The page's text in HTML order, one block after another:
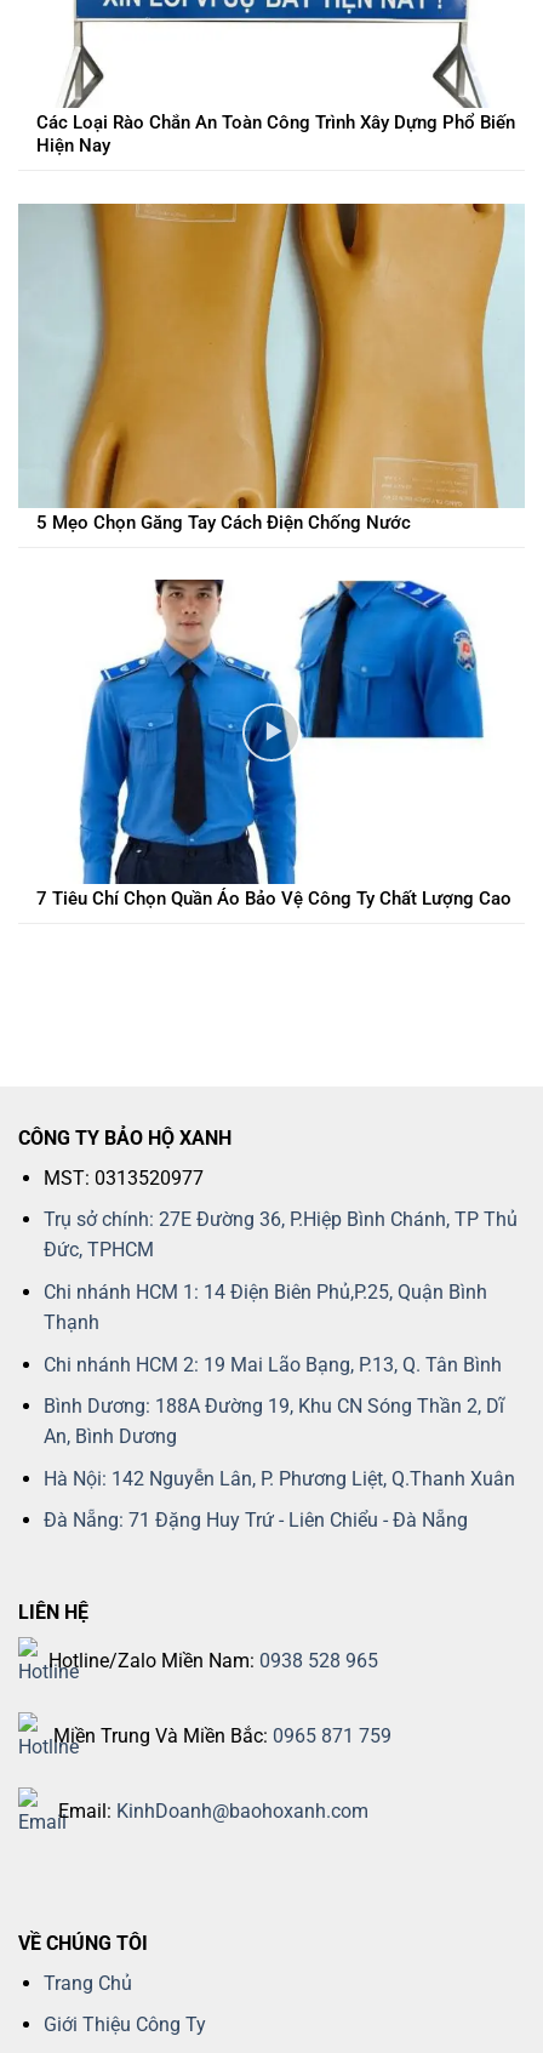
Các Loại Rào Chắn An Toàn Công Trình Xây Dựng Phổ Biến
Hiện Nay
5 Mẹo Chọn Găng Tay Cách Điện Chống Nước
7 Tiêu Chí Chọn Quần Áo Bảo Vệ Công Ty Chất Lượng Cao
CÔNG TY BẢO HỘ XANH
MST: 0313520977
Trụ sở chính: 27E Đường 36, P.Hiệp Bình Chánh, TP Thủ
Đức, TPHCM
Chi nhánh HCM 1: 14 Điện Biên Phủ,P.25, Quận Bình
Thạnh
Chi nhánh HCM 2: 19 Mai Lão Bạng, P.13, Q. Tân Bình
Bình Dương: 188A Đường 19, Khu CN Sóng Thần 2, Dĩ
An, Bình Dương
Hà Nội: 142 Nguyễn Lân, P. Phương Liệt, Q.Thanh Xuân
Đà Nẵng: 71 Đặng Huy Trứ - Liên Chiểu - Đà Nẵng
LIÊN HỆ
Hotline/Zalo Miền Nam: 0938 528 965
Miền Trung Và Miền Bắc: 0965 871 759
Email: KinhDoanh@baohoxanh.com
VỀ CHÚNG TÔI
Trang Chủ
Giới Thiệu Công Ty